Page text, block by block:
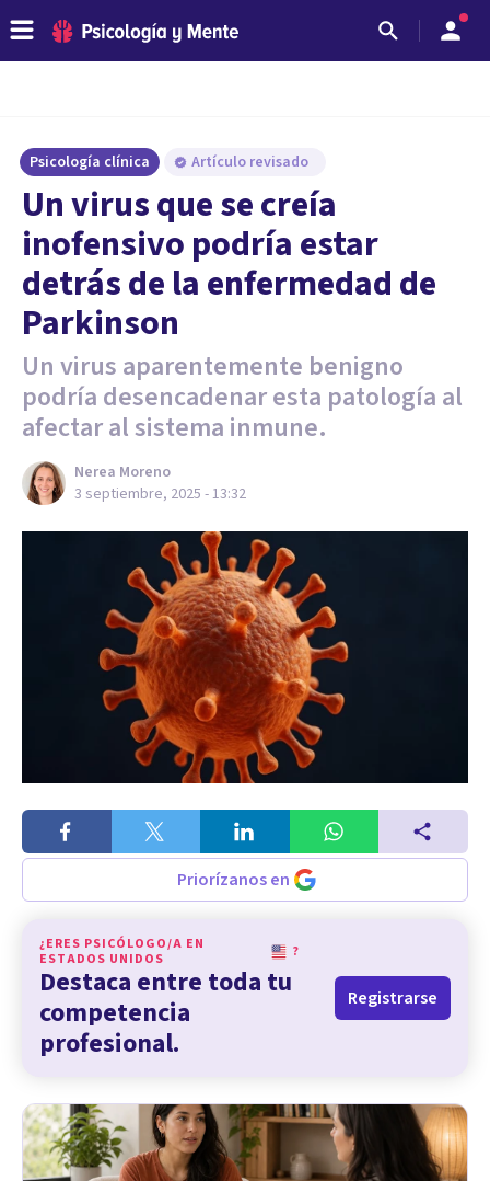
Psicología clínica Artículo revisado
Un virus que se creía
inofensivo podría estar
detrás de la enfermedad de
Parkinson
Un virus aparentemente benigno
podría desencadenar esta patología al
afectar al sistema inmune.
Nerea Moreno
3 septiembre, 2025 - 13:32
Priorízanos en
¿ERES PSICÓLOGO/A EN
ESTADOS UNIDOS
?
Destaca entre toda tu
competencia
profesional.
Registrarse